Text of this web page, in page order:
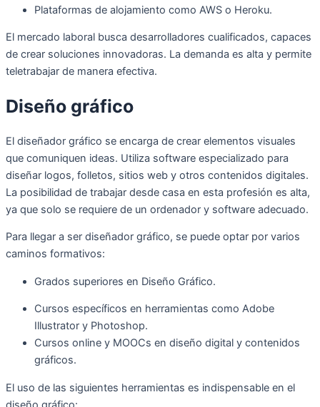
Plataformas de alojamiento como AWS o Heroku.
El mercado laboral busca desarrolladores cualificados, capaces
de crear soluciones innovadoras. La demanda es alta y permite
teletrabajar de manera efectiva.
Diseño gráfico
El diseñador gráfico se encarga de crear elementos visuales
que comuniquen ideas. Utiliza software especializado para
diseñar logos, folletos, sitios web y otros contenidos digitales.
La posibilidad de trabajar desde casa en esta profesión es alta,
ya que solo se requiere de un ordenador y software adecuado.
Para llegar a ser diseñador gráfico, se puede optar por varios
caminos formativos:
Grados superiores en Diseño Gráfico.
Cursos específicos en herramientas como Adobe
Illustrator y Photoshop.
Cursos online y MOOCs en diseño digital y contenidos
gráficos.
El uso de las siguientes herramientas es indispensable en el